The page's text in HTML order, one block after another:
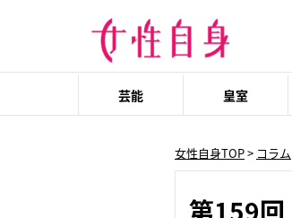
芸能 皇室
女性自身TOP> コラム